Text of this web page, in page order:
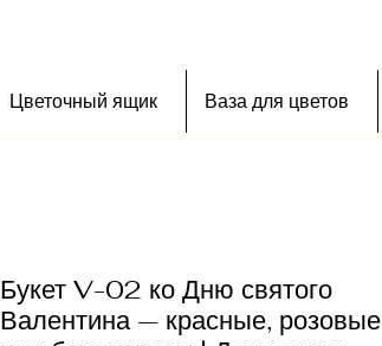
Цветочный ящик Ваза для цветов
Букет V-02 ко Дню святого
Валентина — красные, розовые